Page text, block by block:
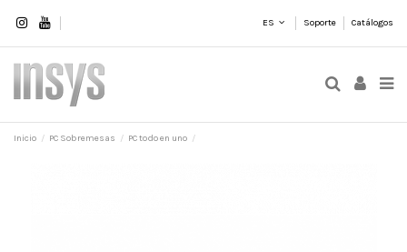
ES Soporte Catálogos
Inicio PC Sobremesas PC todo en uno